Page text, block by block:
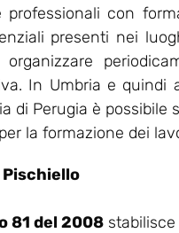
professionali con
presenti nei
In Umbria e quindi
di Perugia è possibile
la formazione dei
81 del 2008 stabilisce